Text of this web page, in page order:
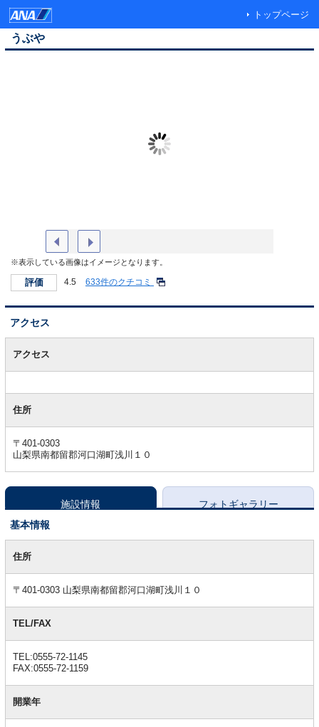
トップページ
うぶや
※表示している画像はイメージとなります。
評価 4.5 633件のクチコミ
アクセス
アクセス
住所
〒401-0303
山梨県南都留郡河口湖町浅川１０
施設情報
フォトギャラリー
基本情報
本住所
〒401-0303 山梨県南都留郡河口湖町浅川１０
TEL/FAX
TEL:0555-72-1145
FAX:0555-72-1159
開業年